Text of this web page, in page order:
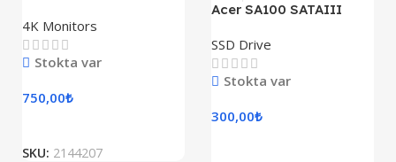
4K Monitors
Stokta var
750,00₺
SKU: 2144207
Acer SA100 SATAIII
SSD Drive
Stokta var
300,00₺